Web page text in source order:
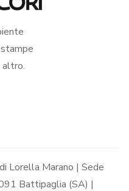
altro.
Lorella Marano | Sede
Battipaglia (SA) |